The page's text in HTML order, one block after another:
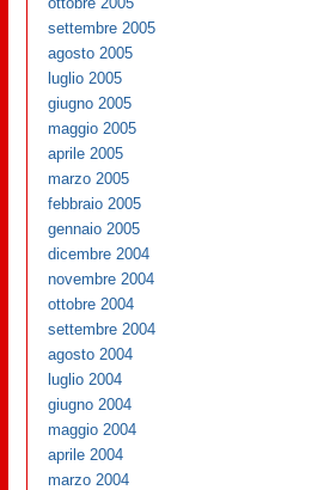
settembre 2005
agosto 2005
luglio 2005
giugno 2005
maggio 2005
aprile 2005
marzo 2005
febbraio 2005
gennaio 2005
dicembre 2004
novembre 2004
ottobre 2004
settembre 2004
agosto 2004
luglio 2004
giugno 2004
maggio 2004
aprile 2004
marzo 2004